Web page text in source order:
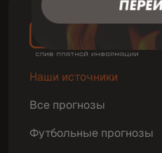
Наши источники
Все прогнозы
Футбольные прогнозы